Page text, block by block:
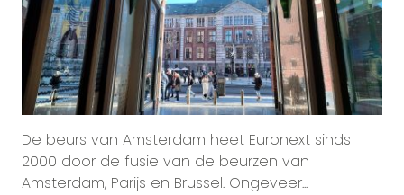
De beurs van Amsterdam heet Euronext sinds
2000 door de fusie van de beurzen van
Amsterdam, Parijs en Brussel. Ongeveer...